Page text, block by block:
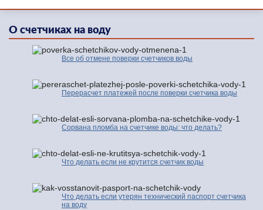
О счетчиках на воду
Все об отмене поверки счетчиков воды
Перерасчет платежей после поверки счетчика воды
Сорвана пломба на счетчике воды: что делать?
Что делать если не крутится счетчик воды
Что делать если утерян технический паспорт счетчика
на воду